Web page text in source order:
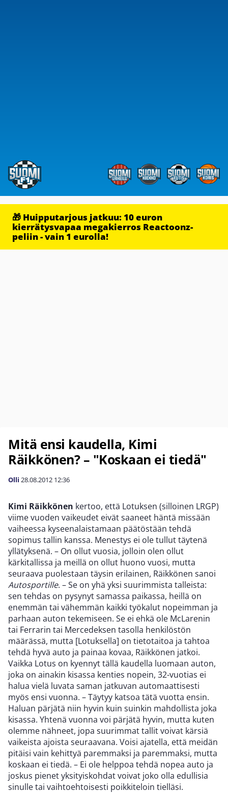
🎁 Huipputarjous jatkuu: 10 euron
kierrätysvapaa megakierros Reactoonz-
peliin - vain 1 eurolla!
Mitä ensi kaudella, Kimi
Räikkönen? – "Koskaan ei tiedä"
Olli 28.08.2012 12:36
Kimi Räikkönen kertoo, että Lotuksen (silloinen LRGP)
viime vuoden vaikeudet eivät saaneet häntä missään
vaiheessa kyseenalaistamaan päätöstään tehdä
sopimus tallin kanssa. Menestys ei ole tullut täytenä
yllätyksenä. – On ollut vuosia, jolloin olen ollut
kärkitallissa ja meillä on ollut huono vuosi, mutta
seuraava puolestaan täysin erilainen, Räikkönen sanoi
Autosportille. – Se on yhä yksi suurimmista talleista:
sen tehdas on pysynyt samassa paikassa, heillä on
enemmän tai vähemmän kaikki työkalut nopeimman ja
parhaan auton tekemiseen. Se ei ehkä ole McLarenin
tai Ferrarin tai Mercedeksen tasolla henkilöstön
määrässä, mutta [Lotuksella] on tietotaitoa ja tahtoa
tehdä hyvä auto ja painaa kovaa, Räikkönen jatkoi.
Vaikka Lotus on kyennyt tällä kaudella luomaan auton,
joka on ainakin kisassa kenties nopein, 32-vuotias ei
halua vielä luvata saman jatkuvan automaattisesti
myös ensi vuonna. – Täytyy katsoa tätä vuotta ensin.
Haluan pärjätä niin hyvin kuin suinkin mahdollista joka
kisassa. Yhtenä vuonna voi pärjätä hyvin, mutta kuten
olemme nähneet, jopa suurimmat tallit voivat kärsiä
vaikeista ajoista seuraavana. Voisi ajatella, että meidän
pitäisi vain kehittyä paremmaksi ja paremmaksi, mutta
koskaan ei tiedä. – Ei ole helppoa tehdä nopea auto ja
joskus pienet yksityiskohdat voivat joko olla edullisia
sinulle tai vaihtoehtoisesti poikkiteloin tielläsi.